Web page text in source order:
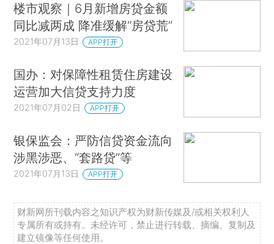
楼市观察｜6月新增房贷金额
同比减两成 降准缓解“房贷荒”
2021年07月13日 APP打开
国办：对保障性租赁住房建设
运营加大信贷支持力度
2021年07月02日 APP打开
银保监会：严防信贷资金流向
涉黑涉恶、“套路贷”等
2021年07月13日 APP打开
财新网所刊载内容之知识产权为财新传媒及/或相关权利人
专属所有或持有。未经许可，禁止进行转载、摘编、复制及
建立镜像等任何使用。